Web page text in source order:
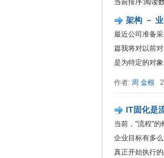
当前排序:阅读
架构 －
最近公司准备
篇我将对以前
是为特定的对
作者: 周 金根
IT固化是
当前，"流程"
企业目标有多
真正开始执行